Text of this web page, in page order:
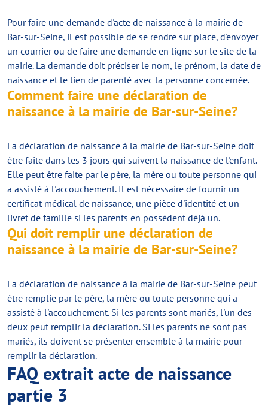
Pour faire une demande d'acte de naissance à la mairie de
Bar-sur-Seine, il est possible de se rendre sur place, d'envoyer
un courrier ou de faire une demande en ligne sur le site de la
mairie. La demande doit préciser le nom, le prénom, la date de
naissance et le lien de parenté avec la personne concernée.
Comment faire une déclaration de
naissance à la mairie de Bar-sur-Seine?
La déclaration de naissance à la mairie de Bar-sur-Seine doit
être faite dans les 3 jours qui suivent la naissance de l'enfant.
Elle peut être faite par le père, la mère ou toute personne qui
a assisté à l'accouchement. Il est nécessaire de fournir un
certificat médical de naissance, une pièce d'identité et un
livret de famille si les parents en possèdent déjà un.
Qui doit remplir une déclaration de
naissance à la mairie de Bar-sur-Seine?
La déclaration de naissance à la mairie de Bar-sur-Seine peut
être remplie par le père, la mère ou toute personne qui a
assisté à l'accouchement. Si les parents sont mariés, l'un des
deux peut remplir la déclaration. Si les parents ne sont pas
mariés, ils doivent se présenter ensemble à la mairie pour
remplir la déclaration.
FAQ extrait acte de naissance
partie 3